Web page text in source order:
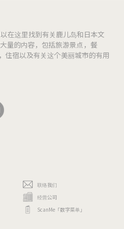
在这里找到有关鹿儿岛和日本文
量的内容，包括旅游景点，餐
住宿以及有关这个美丽城市的有用
联络我们
经营公司
ScanMe「数字菜单」